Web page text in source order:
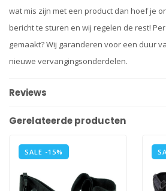
wat mis zijn met een product dan hoef je
bericht te sturen en wij regelen de rest!
gemaakt? Wij garanderen voor een duur
nieuwe vervangingsonderdelen.
Reviews
Gerelateerde producten
SALE -15%